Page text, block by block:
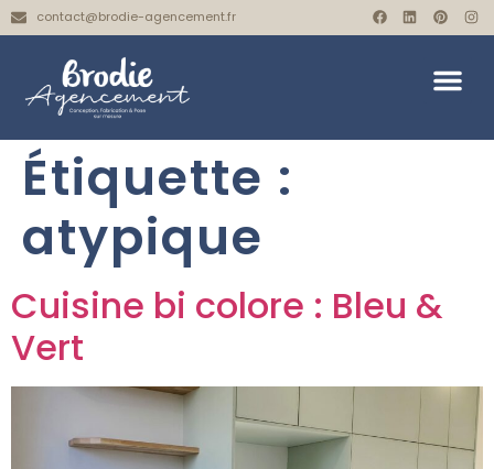
contact@brodie-agencement.fr
Étiquette :
atypique
Cuisine bi colore : Bleu &
Vert